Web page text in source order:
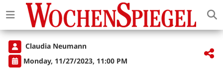
Claudia Neumann
Monday, 11/27/2023, 11:00 PM